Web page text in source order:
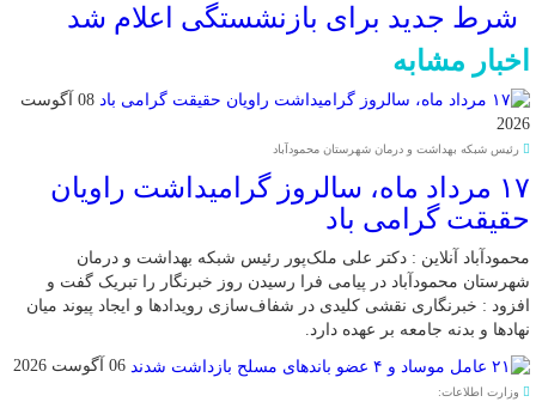
شرط جدید برای بازنشستگی اعلام شد
اخبار مشابه
08 آگوست
2026
رئیس شبکه بهداشت و درمان شهرستان محمودآباد
۱۷ مرداد ماه، سالروز گرامیداشت راویان
حقیقت گرامی باد
محمودآباد آنلاین : دکتر علی ملک‌پور رئیس شبکه بهداشت و درمان
شهرستان محمودآباد در پیامی فرا رسیدن روز خبرنگار را تبریک گفت و
افزود : خبرنگاری نقشی کلیدی در شفاف‌سازی رویدادها و ایجاد پیوند میان
نهادها و بدنه جامعه بر عهده دارد.
06 آگوست 2026
وزارت اطلاعات: